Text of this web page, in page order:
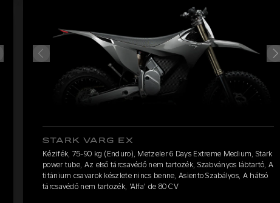
STARK VARG EX
Kézifék, 75-90 kg (Enduro), Metzeler 6 Days Extreme Medium, Stark
power tube, Az első tárcsavédő nem tartozék, Szabványos lábtartó, A
titánium csavarok készlete nincs benne, Asiento Szabályos, A hátsó
tárcsavédő nem tartozék, 'Alfa' de 80 CV